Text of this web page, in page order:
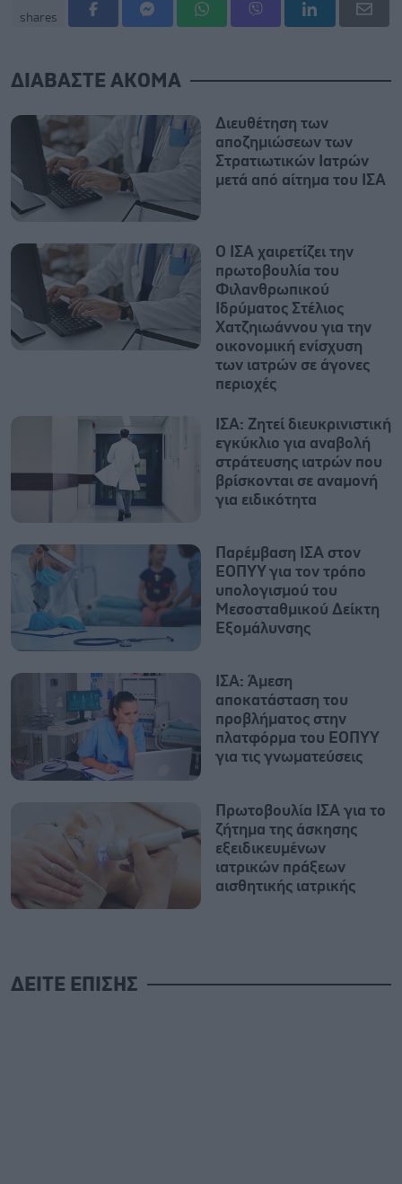
shares
ΔΙΑΒΑΣΤΕ ΑΚΟΜΑ
Διευθέτηση των
αποζημιώσεων των
Στρατιωτικών Ιατρών
μετά από αίτημα του ΙΣΑ
Ο ΙΣΑ χαιρετίζει την
πρωτοβουλία του
Φιλανθρωπικού
Ιδρύματος Στέλιος
Χατζηιωάννου για την
οικονομική ενίσχυση
των ιατρών σε άγονες
περιοχές
ΙΣΑ: Ζητεί διευκρινιστική
εγκύκλιο για αναβολή
στράτευσης ιατρών που
βρίσκονται σε αναμονή
για ειδικότητα
Παρέμβαση ΙΣΑ στον
ΕΟΠΥΥ για τον τρόπο
υπολογισμού του
Μεσοσταθμικού Δείκτη
Εξομάλυνσης
ΙΣΑ: Άμεση
αποκατάσταση του
προβλήματος στην
πλατφόρμα του ΕΟΠΥΥ
για τις γνωματεύσεις
Πρωτοβουλία ΙΣΑ για το
ζήτημα της άσκησης
εξειδικευμένων
ιατρικών πράξεων
αισθητικής ιατρικής
ΔΕΙΤΕ ΕΠΙΣΗΣ